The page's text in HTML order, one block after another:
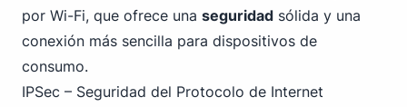
por Wi-Fi, que ofrece una seguridad sólida y una
conexión más sencilla para dispositivos de
consumo.
IPSec – Seguridad del Protocolo de Internet